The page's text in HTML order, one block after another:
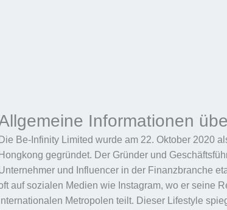
Informationen
Die Be-Infinity Limited wurde am 22. Oktober 2020
Hongkong gegründet. Der Gründer und
und Influencer in der Finanzbranche
auf sozialen Medien wie Instagram, wo er seine
Metropolen teilt. Dieser Lifestyle